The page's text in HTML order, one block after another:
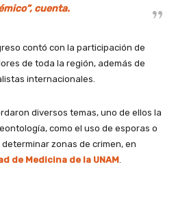
cuenta.
contó con la participación de
de toda la región, además de
internacionales.
diversos temas, uno de ellos la
como el uso de esporas o
zonas de crimen, en
de Medicina de la UNAM